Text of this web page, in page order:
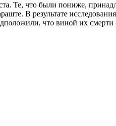
Те, что были пониже,
В результате
что виной их